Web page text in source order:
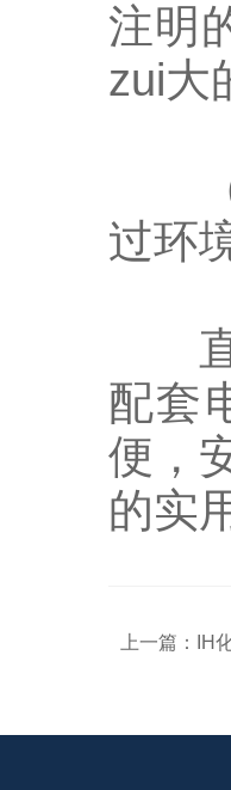
注明
zui大
（8
过环
直
配套
便，
的实
上一篇： IH